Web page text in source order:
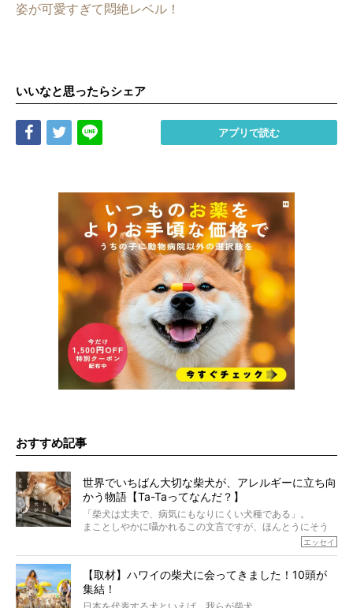
姿が可愛すぎて悶絶レベル！
いいなと思ったらシェア
Share Tweet アプリで読む
おすすめ記事
世界でいちばん大切な柴犬が、アレルギーに立ち向
かう物語【Ta-Taってなんだ？】
「柴犬は丈夫で、病気にもなりにくい犬種である」。
まことしやかに囁かれるこの文言ですが、ほんとうにそう
でも、いざそれぞれの個体を見ていくと、丈夫で病気にも
なりにくい、とは言えないような気もするのです。
実際に「病気にならない」などということはないし、飼い
エッセイ
【取材】ハワイの柴犬に会ってきました！10頭が
集結！